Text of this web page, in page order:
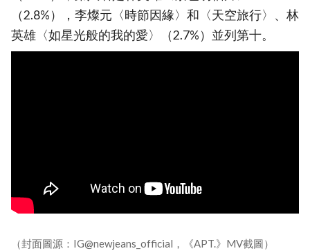
（2.8%），李燦元〈時節因緣〉和〈天空旅行〉、林
英雄〈如星光般的我的愛〉（2.7%）並列第十。
（封面圖源：IG@newjeans_official，《APT.》MV截圖）